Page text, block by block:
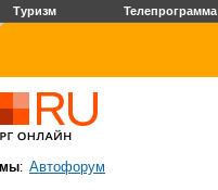
Туризм Телепрограмма
: Автофорум